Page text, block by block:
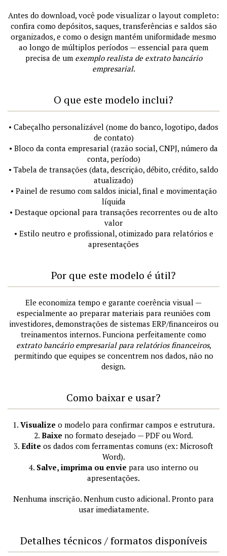
Antes do download, você pode visualizar o layout completo:
confira como depósitos, saques, transferências e saldos são
organizados, e como o design mantém uniformidade mesmo
ao longo de múltiplos períodos — essencial para quem
precisa de um exemplo realista de extrato bancário
empresarial.
O que este modelo inclui?
• Cabeçalho personalizável (nome do banco, logotipo, dados
de contato)
• Bloco da conta empresarial (razão social, CNPJ, número da
conta, período)
• Tabela de transações (data, descrição, débito, crédito, saldo
atualizado)
• Painel de resumo com saldos inicial, final e movimentação
líquida
• Destaque opcional para transações recorrentes ou de alto
valor
• Estilo neutro e profissional, otimizado para relatórios e
apresentações
Por que este modelo é útil?
Ele economiza tempo e garante coerência visual —
especialmente ao preparar materiais para reuniões com
investidores, demonstrações de sistemas ERP/financeiros ou
treinamentos internos. Funciona perfeitamente como
extrato bancário empresarial para relatórios financeiros,
permitindo que equipes se concentrem nos dados, não no
design.
Como baixar e usar?
1. Visualize o modelo para confirmar campos e estrutura.
2. Baixe no formato desejado — PDF ou Word.
3. Edite os dados com ferramentas comuns (ex: Microsoft
Word).
4. Salve, imprima ou envie para uso interno ou
apresentações.
Nenhuma inscrição. Nenhum custo adicional. Pronto para
usar imediatamente.
Detalhes técnicos / formatos disponíveis